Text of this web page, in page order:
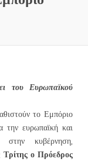
του Ευρωπαϊκού
το Εμπόριο
την ευρωπαϊκή και
κυβέρνηση,
Τρίτης ο Πρόεδρος